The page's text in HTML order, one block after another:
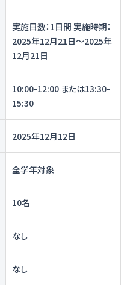
実施日数：1日間 実施時期：
2025年12月21日〜2025年
12月21日
10:00-12:00 または13:30-
15:30
2025年12月12日
全学年対象
10名
なし
なし